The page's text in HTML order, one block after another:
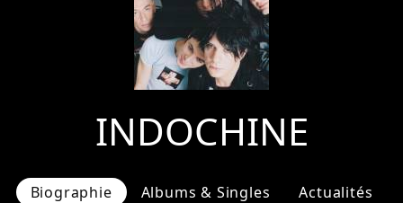
INDOCHINE
Biographie Albums & Singles Actualités